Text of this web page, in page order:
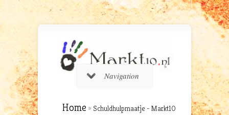
Navigation
Home » Schuldhulpmaatje - Markt10